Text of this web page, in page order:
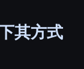
其方式